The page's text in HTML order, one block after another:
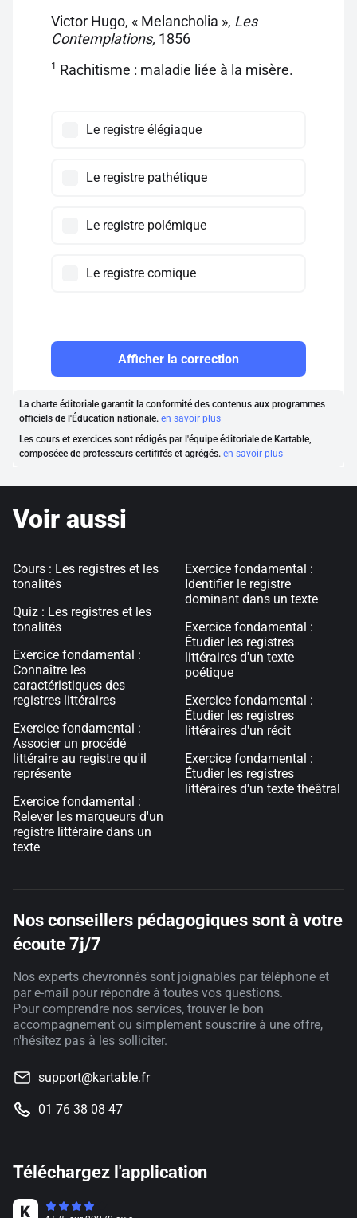
Victor Hugo, « Melancholia », Les
Contemplations, 1856
1 Rachitisme : maladie liée à la misère.
Le registre élégiaque
Le registre pathétique
Le registre polémique
Le registre comique
Afficher la correction
La charte éditoriale garantit la conformité des contenus aux programmes
officiels de l'Éducation nationale. en savoir plus
Les cours et exercices sont rédigés par l'équipe éditoriale de Kartable,
composéee de professeurs certififés et agrégés. en savoir plus
Voir aussi
Cours : Les registres et les
tonalités
Quiz : Les registres et les
tonalités
Exercice fondamental :
Connaître les
caractéristiques des
registres littéraires
Exercice fondamental :
Associer un procédé
littéraire au registre qu'il
représente
Exercice fondamental :
Relever les marqueurs d'un
registre littéraire dans un
texte
Exercice fondamental :
Identifier le registre
dominant dans un texte
Exercice fondamental :
Étudier les registres
littéraires d'un texte
poétique
Exercice fondamental :
Étudier les registres
littéraires d'un récit
Exercice fondamental :
Étudier les registres
littéraires d'un texte théâtral
Nos conseillers pédagogiques sont à votre
écoute 7j/7
Nos experts chevronnés sont joignables par téléphone et
par e-mail pour répondre à toutes vos questions.
Pour comprendre nos services, trouver le bon
accompagnement ou simplement souscrire à une offre,
n'hésitez pas à les solliciter.
support@kartable.fr
01 76 38 08 47
Téléchargez l'application